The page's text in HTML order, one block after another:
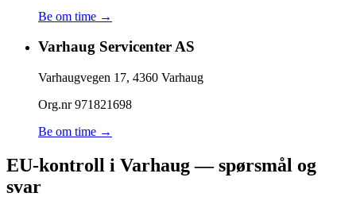
Be om time →
Varhaug Servicenter AS
Varhaugvegen 17, 4360 Varhaug
Org.nr971821698
Be om time →
EU-kontroll i Varhaug — spørsmål og
svar